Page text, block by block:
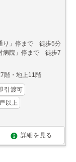
り」停まで 徒歩5分
院」停まで 徒歩7
階・地上11階
引渡可
以上
詳細を見る